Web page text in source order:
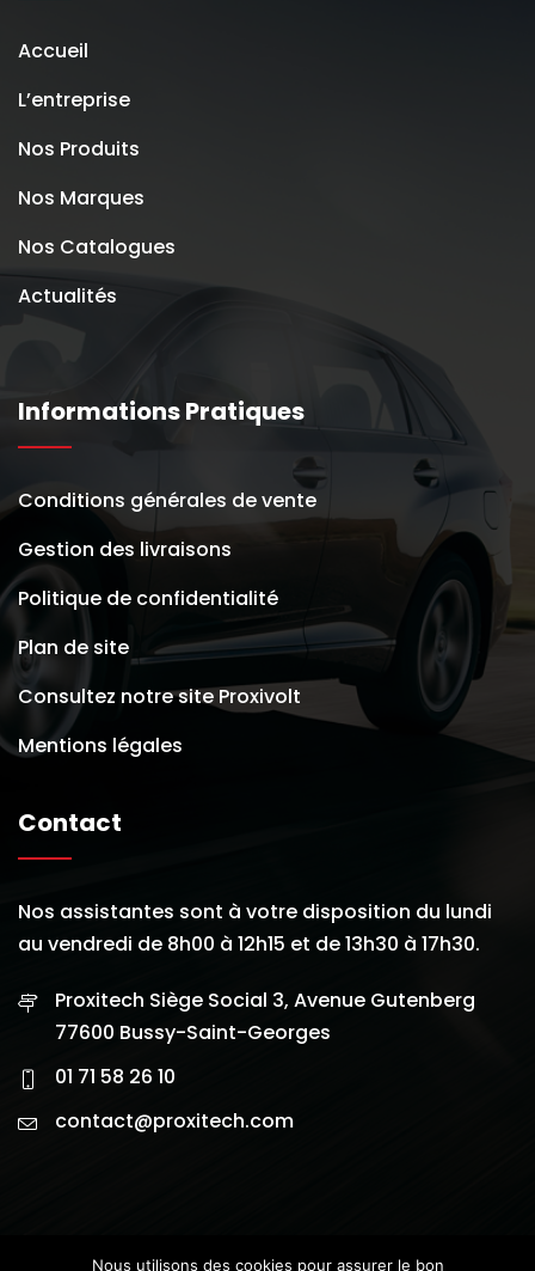
Accueil
L’entreprise
Nos Produits
Nos Marques
Nos Catalogues
Actualités
Informations Pratiques
Conditions générales de vente
Gestion des livraisons
Politique de confidentialité
Plan de site
Consultez notre site Proxivolt
Mentions légales
Contact
Nos assistantes sont à votre disposition du lundi
au vendredi de 8h00 à 12h15 et de 13h30 à 17h30.
Proxitech Siège Social 3, Avenue Gutenberg
77600 Bussy-Saint-Georges
01 71 58 26 10
contact@proxitech.com
Nous utilisons des cookies pour assurer le bon